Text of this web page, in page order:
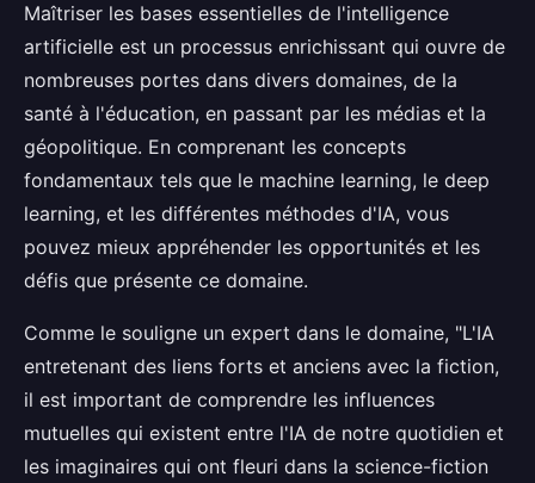
Maîtriser les bases essentielles de l'intelligence
artificielle est un processus enrichissant qui ouvre de
nombreuses portes dans divers domaines, de la
santé à l'éducation, en passant par les médias et la
géopolitique. En comprenant les concepts
fondamentaux tels que le machine learning, le deep
learning, et les différentes méthodes d'IA, vous
pouvez mieux appréhender les opportunités et les
défis que présente ce domaine.
Comme le souligne un expert dans le domaine, "L'IA
entretenant des liens forts et anciens avec la fiction,
il est important de comprendre les influences
mutuelles qui existent entre l'IA de notre quotidien et
les imaginaires qui ont fleuri dans la science-fiction